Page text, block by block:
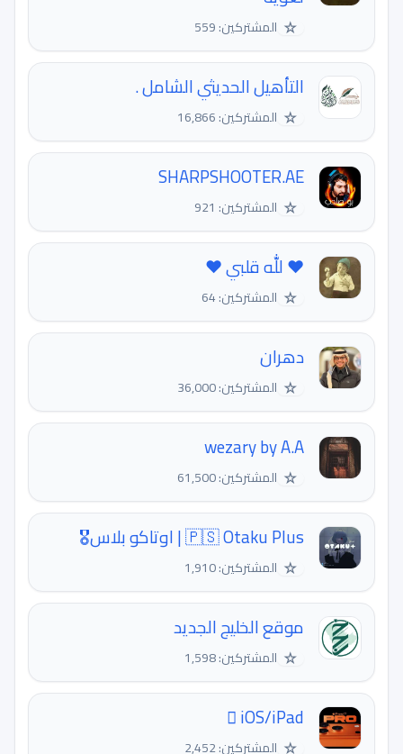
☆ المشتركين: 559
التأهيل الحديثي الشامل .
☆ المشتركين: 16,866
SHARPSHOOTER.AE
☆ المشتركين: 921
❤️ للّٰه قلبي ❤️
☆ المشتركين: 64
دهران
☆ المشتركين: 36,000
wezary by A.A
☆ المشتركين: 61,500
🇵🇸 Otaku Plus | اوتاكو بلاس🎖
☆ المشتركين: 1,910
موقع الخليج الجديد
☆ المشتركين: 1,598
 iOS/iPad
المشتركين: 2,452